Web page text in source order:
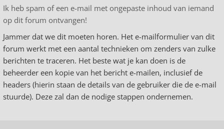
Ik heb spam of een e-mail met ongepaste inhoud van iemand
op dit forum ontvangen!
Jammer dat we dit moeten horen. Het e-mailformulier van dit
forum werkt met een aantal technieken om zenders van zulke
berichten te traceren. Het beste wat je kan doen is de
beheerder een kopie van het bericht e-mailen, inclusief de
headers (hierin staan de details van de gebruiker die de e-mail
stuurde). Deze zal dan de nodige stappen ondernemen.